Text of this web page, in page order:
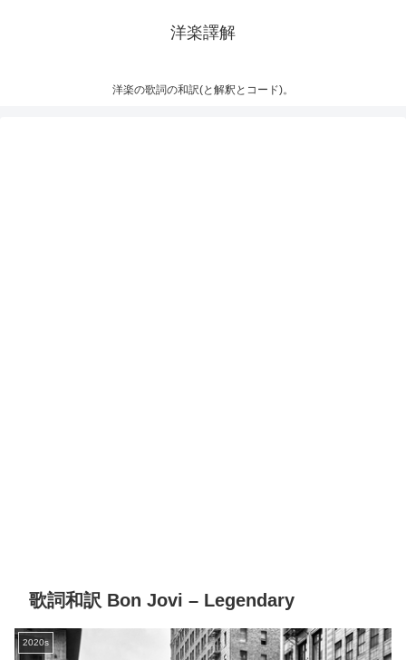
洋楽譯解
洋楽の歌詞の和訳(と解釈とコード)。
歌詞和訳 Bon Jovi – Legendary
2020s